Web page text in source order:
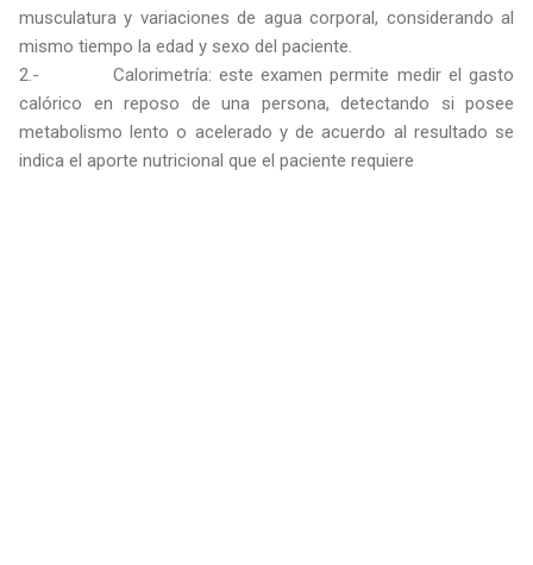
musculatura y variaciones de agua corporal, considerando al
mismo tiempo la edad y sexo del paciente.
2.- Calorimetría: este examen permite medir el gasto
calórico en reposo de una persona, detectando si posee
metabolismo lento o acelerado y de acuerdo al resultado se
indica el aporte nutricional que el paciente requiere